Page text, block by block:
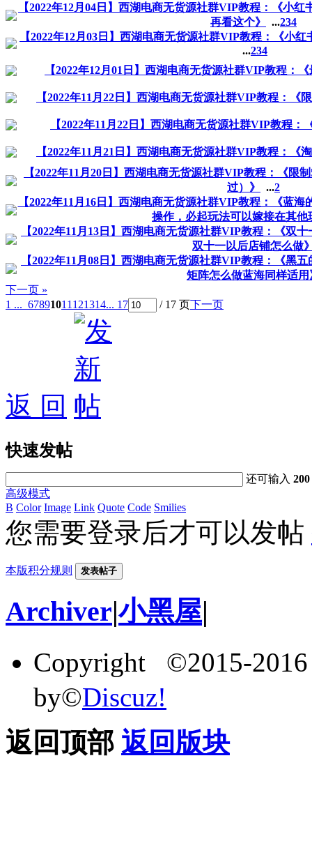
【2022年12月04日】西湖电商无货源社群VIP教程：《小
再看这个》
...234
【2022年12月03日】西湖电商无货源社群VIP教程：《小
...234
【2022年12月01日】西湖电商无货源社群VIP教程：
【2022年11月22日】西湖电商无货源社群VIP教程：《
【2022年11月22日】西湖电商无货源社群VIP教程：
【2022年11月21日】西湖电商无货源社群VIP教程：《
【2022年11月20日】西湖电商无货源社群VIP教程：《限
过）》
...2
【2022年11月16日】西湖电商无货源社群VIP教程：《蓝
操作，必起玩法可以嫁接在其他
【2022年11月13日】西湖电商无货源社群VIP教程：《双
双十一以后店铺怎么做
【2022年11月08日】西湖电商无货源社群VIP教程：《黑
矩阵怎么做蓝海同样适用
下一页 »
1 ... 67891011 121314... 17 / 17 页下一页
返 回
快速发帖
还可输入200
高级模式
B Color Image Link Quote Code Smilies
您需要登录后才可以发帖
本版积分规则 发表帖子
Archiver|小黑屋|
Copyright ©2015-
by©Discuz!
返回顶部 返回版块